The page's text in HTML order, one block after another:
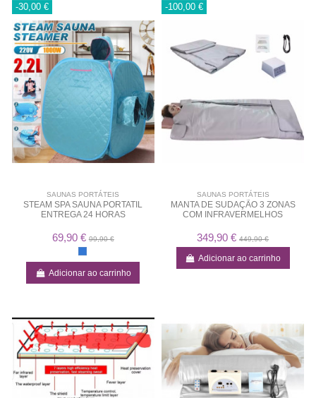
-30,00 €
SAUNAS PORTÁTEIS
STEAM SPA SAUNA PORTATIL
ENTREGA 24 HORAS
69,90 €99,90 €
Adicionar ao carrinho
-100,00 €
SAUNAS PORTÁTEIS
MANTA DE SUDAÇÃO 3 ZONAS
COM INFRAVERMELHOS
349,90 €449,90 €
Adicionar ao carrinho